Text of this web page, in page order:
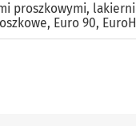
proszkowymi,
, Euro 90,